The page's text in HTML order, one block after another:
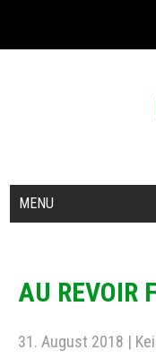
MENU
AU REVOIR
31. August 2018 |